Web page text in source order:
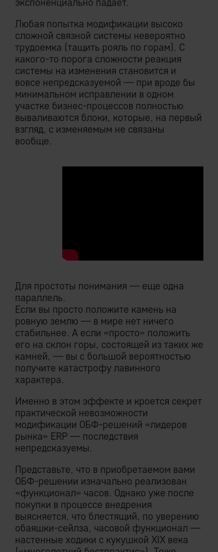
Любая попытка модификации высоко
сложной связной системы невероятно
трудоемка (тащить рояль по горам). С
какого-то порога сложности реакция
системы на изменения становится и
вовсе непредсказуемой — при вроде бы
минимальном исправлении в одном
участке бизнес-процессов полностью
вываливаются блоки, которые, на первый
взгляд, с изменяемым не связаны
вообще.
Для простоты понимания — еще одна
параллель.
Если вы просто положите камень на
ровную землю — в мире нет ничего
стабильнее. А если «просто» положить
его на склон горы, состоящей из таких же
камней, — вы с большой вероятностью
получите катастрофу лавинного
характера.
Именно в этом эффекте и кроется секрет
практической невозможности
модификации ОБФ-решений «лидеров
рынка» ERP — последствия
непредсказуемы.
Представьте, что в приобретаемом вами
ОБФ-решении изначально реализован
«функционал» часов. Однако уже после
покупки в процессе внедрения
выясняется, что блестящий, по уверению
обаяшки-сейлза, часовой функционал —
настенные ходики с кукушкой XIX века